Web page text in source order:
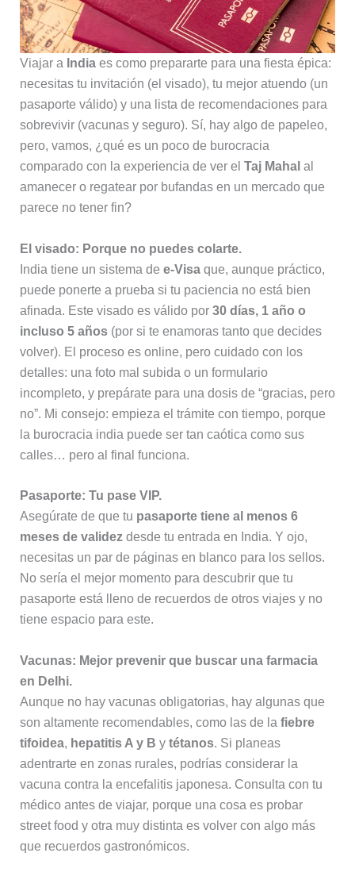
Viajar a Indiaes como prepararte para una fiesta épica:
necesitas tu invitación (el visado), tu mejor atuendo (un
pasaporte válido) y una lista de recomendaciones para
sobrevivir (vacunas y seguro). Sí, hay algo de papeleo,
pero, vamos, ¿qué es un poco de burocracia
comparado con la experiencia de ver el Taj Mahal al
amanecer o regatear por bufandas en un mercado que
parece no tener fin?
El visado: Porque no puedes colarte.
India tiene un sistema de e-Visaque, aunque práctico,
puede ponerte a prueba si tu paciencia no está bien
afinada. Este visado es válido por 30 días, 1 año o
incluso 5 años(por si te enamoras tanto que decides
volver). El proceso es online, pero cuidado con los
detalles: una foto mal subida o un formulario
incompleto, y prepárate para una dosis de “gracias, pero
no”. Mi consejo: empieza el trámite con tiempo, porque
la burocracia india puede ser tan caótica como sus
calles… pero al final funciona.
Pasaporte: Tu pase VIP.
Asegúrate de que tu pasaporte tiene al menos 6
meses de validezdesde tu entrada en India. Y ojo,
necesitas un par de páginas en blanco para los sellos.
No sería el mejor momento para descubrir que tu
pasaporte está lleno de recuerdos de otros viajes y no
tiene espacio para este.
Vacunas: Mejor prevenir que buscar una farmacia
en Delhi.
Aunque no hay vacunas obligatorias, hay algunas que
son altamente recomendables, como las de la fiebre
tifoidea, hepatitis A y B y tétanos. Si planeas
adentrarte en zonas rurales, podrías considerar la
vacuna contra la encefalitis japonesa. Consulta con tu
médico antes de viajar, porque una cosa es probar
street food y otra muy distinta es volver con algo más
que recuerdos gastronómicos.